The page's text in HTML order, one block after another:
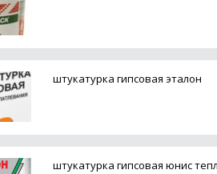
штукатурка гипсовая эталон
штукатурка гипсовая юнис